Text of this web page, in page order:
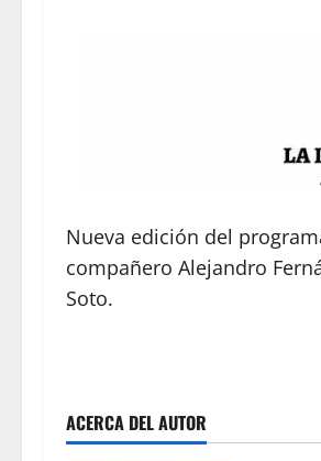
Nueva edición del
compañero Alejandro
Soto.
ACERCA DEL AUTOR